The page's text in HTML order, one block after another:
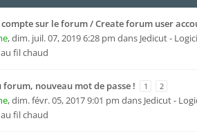
sur le forum / Create forum user
,dim. juil. 07, 2019 6:28 pm dans Jedicut -
fil chaud
forum, nouveau mot de passe ! 1 2
,dim. févr. 05, 2017 9:01 pm dans Jedicut -
fil chaud